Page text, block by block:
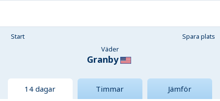
Start
Spara plats
Väder
Granby
14 dagar Timmar Jämför